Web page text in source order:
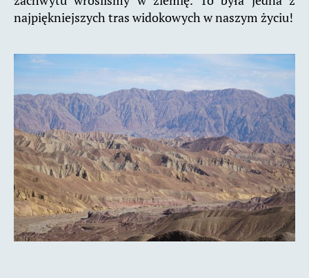
najpiękniejszych tras widokowych w naszym życiu!